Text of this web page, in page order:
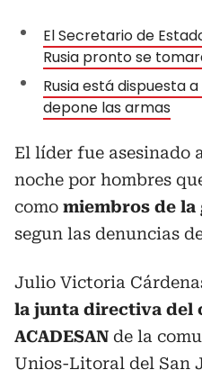
El Secretario de
Rusia pronto se
Rusia está dispuesta
depone las armas
El líder fue asesinado
noche por hombres
como miembros de la
segun las denuncias
Julio Victoria
la junta directiva del
ACADESAN de la
Unios-Litoral del San